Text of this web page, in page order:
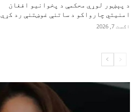
د پېښور لوړې محکمې د پخوانیو افغان
امنیتي چارواکو د ساتنې غوښتنې رد کړې
اګست 7, 2026